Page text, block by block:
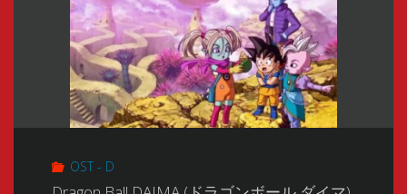
60th
ANNIVERSARY
Album
(-
OST - D